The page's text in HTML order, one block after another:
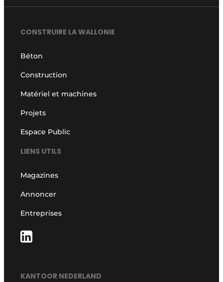
CONSTRUIRE LA WALLONIE
Béton
Construction
Matériel et machines
Projets
Espace Public
LIENS UTILS
Magazines
Annoncer
Entreprises
KANTOOR NEDERLAND